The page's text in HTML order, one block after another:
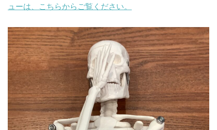
ューは、こちらからご覧ください。